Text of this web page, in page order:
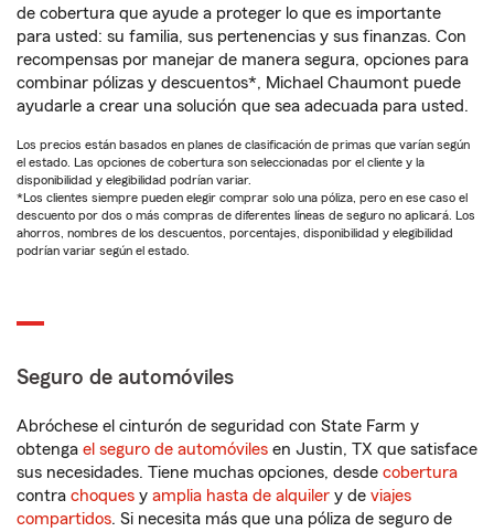
de cobertura que ayude a proteger lo que es importante
para usted: su familia, sus pertenencias y sus finanzas. Con
recompensas por manejar de manera segura, opciones para
combinar pólizas y descuentos*, Michael Chaumont puede
ayudarle a crear una solución que sea adecuada para usted.
Los precios están basados en planes de clasificación de primas que varían según
el estado. Las opciones de cobertura son seleccionadas por el cliente y la
disponibilidad y elegibilidad podrían variar.
*Los clientes siempre pueden elegir comprar solo una póliza, pero en ese caso el
descuento por dos o más compras de diferentes líneas de seguro no aplicará. Los
ahorros, nombres de los descuentos, porcentajes, disponibilidad y elegibilidad
podrían variar según el estado.
Seguro de automóviles
Abróchese el cinturón de seguridad con State Farm y
obtenga el seguro de automóviles en Justin, TX que satisface
sus necesidades. Tiene muchas opciones, desde cobertura
contra choques y amplia hasta de alquiler y de viajes
compartidos. Si necesita más que una póliza de seguro de